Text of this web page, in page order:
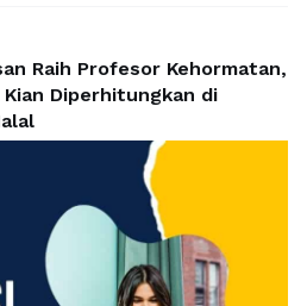
Raih Profesor Kehormatan,
Diperhitungkan di